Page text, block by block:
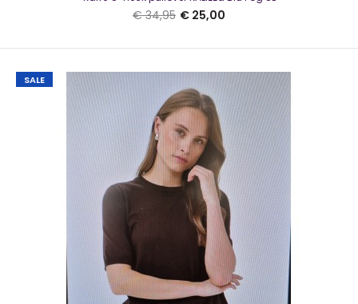
Kaffe O-neck pullover KALizza Blu Fog SL
€ 34,95 € 25,00
Kaffe O-neck pullover KALizza Blu Fog SLMooie trui van Kaffe
in de kleur lichtblauw. Het model heeft..
€ 34,95 € 25,00
SALE